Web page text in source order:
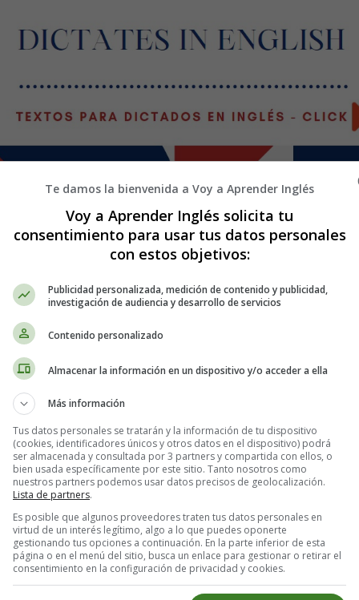
- Fichas Alfabeto en
Te damos la bienvenida a Voy a Aprender Inglés
Voy a Aprender Inglés solicita tu
consentimiento para usar tus datos personales
con estos objetivos:
Publicidad personalizada, medición de contenido y publicidad,
investigación de audiencia y desarrollo de servicios
Contenido personalizado
Almacenar la información en un dispositivo y/o acceder a ella
Más información
Tus datos personales se tratarán y la información de tu dispositivo
(cookies, identificadores únicos y otros datos en el dispositivo) podrá
ser almacenada y consultada por 3 partners y compartida con ellos, o
bien usada específicamente por este sitio. Tanto nosotros como
nuestros partners podemos usar datos precisos de geolocalización.
Lista de partners.
Es posible que algunos proveedores traten tus datos personales en
virtud de un interés legítimo, algo a lo que puedes oponerte
gestionando tus opciones a continuación. En la parte inferior de esta
página o en el menú del sitio, busca un enlace para gestionar o retirar el
consentimiento en la configuración de privacidad y cookies.